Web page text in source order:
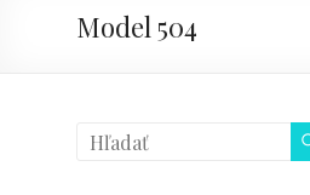
svadobný
Model 504